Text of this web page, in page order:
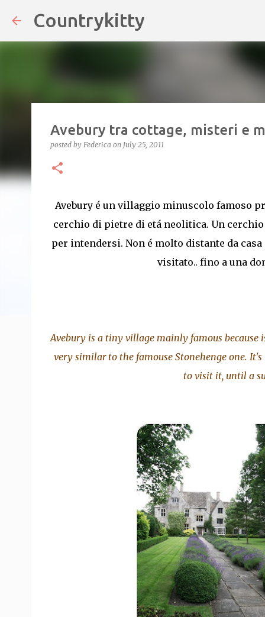
Countrykitty
Avebury tra cottage, misteri e
posted by Federica on July 25, 2011
Avebury é un villaggio minuscolo famoso
cerchio di pietre di etá neolitica. Un
per intendersi. Non é molto distante da
visitato.. fino a una
Avebury is a tiny village mainly famous
very similar to the famouse Stonehenge one.
to visit it, until a